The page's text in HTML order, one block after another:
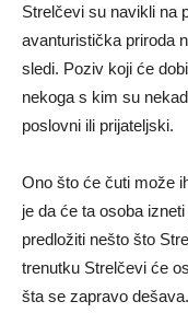
Strelčevi su navikli na
avanturistička priroda
sledi. Poziv koji će
nekoga s kim su
poslovni ili prijateljski.
Ono što će čuti može
je da će ta osoba izneti
predložiti nešto što
trenutku Strelčevi će
šta se zapravo dešava.